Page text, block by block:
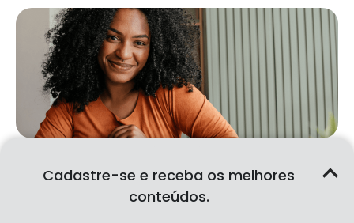
Cadastre-se e receba os melhores
conteúdos.
EMPREENDEDORISMO